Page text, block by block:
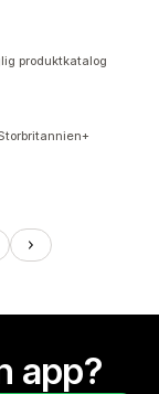
produktkatalog
app?